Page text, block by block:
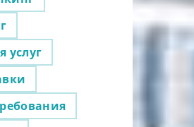
услуг